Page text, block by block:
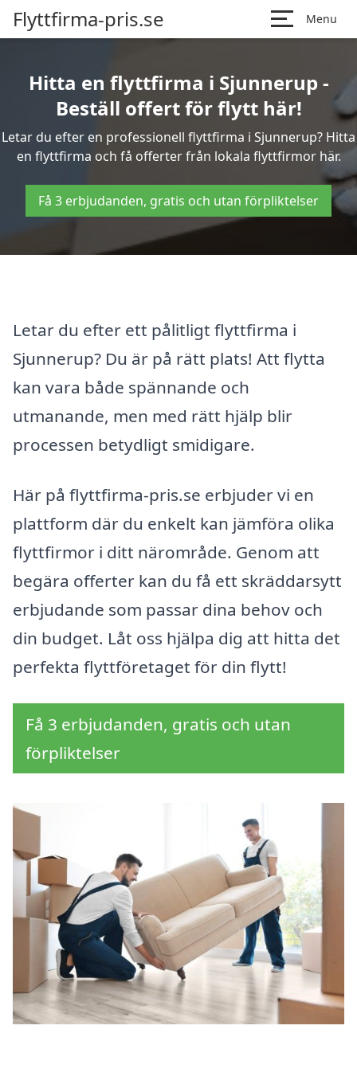
Flyttfirma-pris.se Menu
Hitta en flyttfirma i Sjunnerup -
Beställ offert för flytt här!
Letar du efter en professionell flyttfirma i Sjunnerup? Hitta
en flyttfirma och få offerter från lokala flyttfirmor här.
Få 3 erbjudanden, gratis och utan förpliktelser
Letar du efter ett pålitligt flyttfirma i
Sjunnerup? Du är på rätt plats! Att flytta
kan vara både spännande och
utmanande, men med rätt hjälp blir
processen betydligt smidigare.
Här på flyttfirma-pris.se erbjuder vi en
plattform där du enkelt kan jämföra olika
flyttfirmor i ditt närområde. Genom att
begära offerter kan du få ett skräddarsytt
erbjudande som passar dina behov och
din budget. Låt oss hjälpa dig att hitta det
perfekta flyttföretaget för din flytt!
Få 3 erbjudanden, gratis och utan
förpliktelser